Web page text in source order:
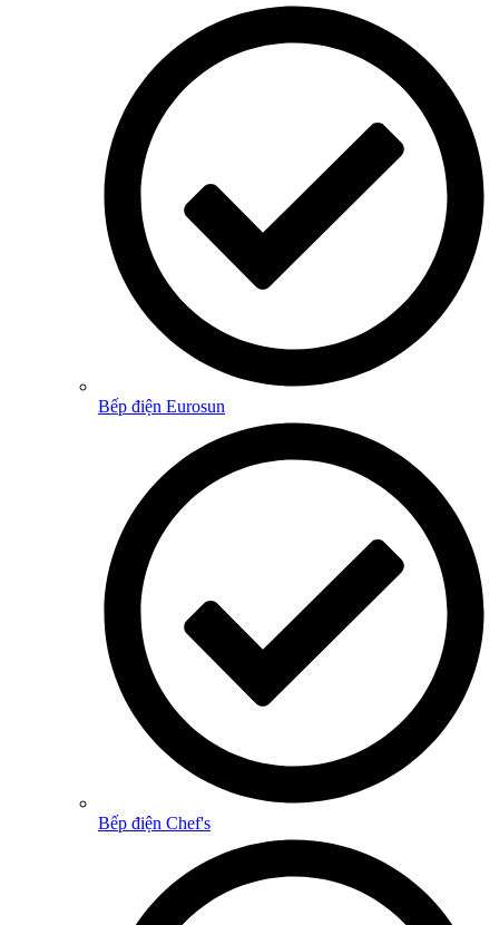
Bếp điện Eurosun
Bếp điện Chef's